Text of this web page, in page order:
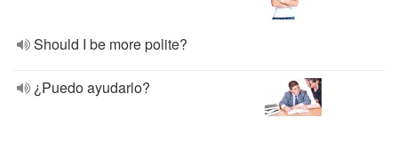
Should I be more polite?
¿Puedo ayudarlo?